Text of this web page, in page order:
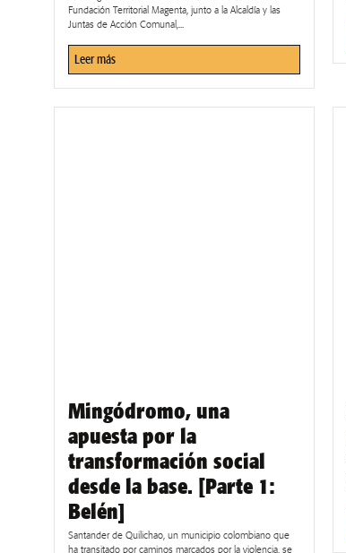
Fundación Territorial Magenta, junto a la Alcaldía y las
Juntas de Acción Comunal,...
Leer más
Mingódromo, una
apuesta por la
transformación social
desde la base. [Parte 1:
Belén]
Santander de Quilichao, un municipio colombiano que
ha transitado por caminos marcados por la violencia, se